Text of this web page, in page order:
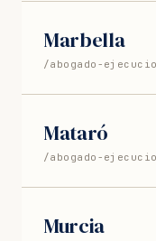
Marbella
/abogado-
Mataró
/abogado-
Murcia